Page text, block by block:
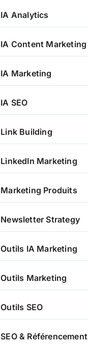
IA Analytics
IA Content Marketing
IA Marketing
IA SEO
Link Building
LinkedIn Marketing
Marketing Produits
Newsletter Strategy
Outils IA Marketing
Outils Marketing
Outils SEO
SEO & Référencement